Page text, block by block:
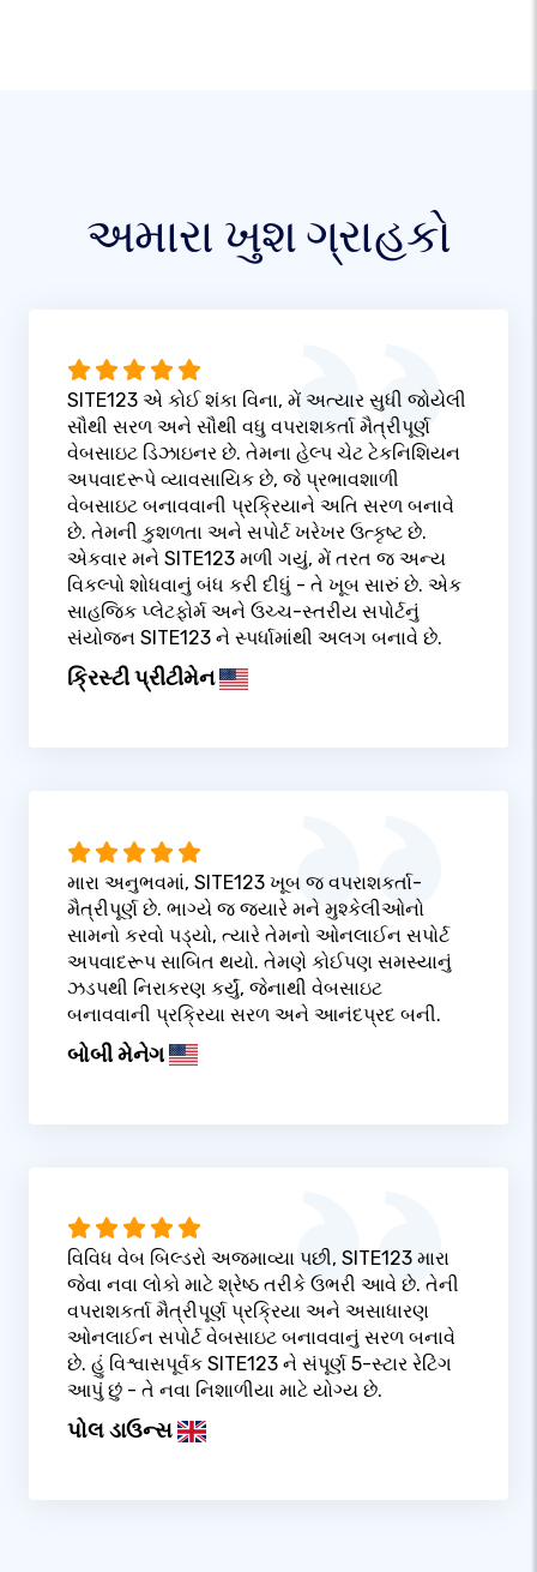
અમારા ખુશ ગ્રાહકો
SITE123 એ કોઈ શંકા વિના, મેં અત્યાર સુધી જોયેલી
સૌથી સરળ અને સૌથી વધુ વપરાશકર્તા મૈત્રીપૂર્ણ
વેબસાઇટ ડિઝાઇનર છે. તેમના હેલ્પ ચેટ ટેકનિશિયન
અપવાદરૂપે વ્યાવસાયિક છે, જે પ્રભાવશાળી
વેબસાઇટ બનાવવાની પ્રક્રિયાને અતિ સરળ બનાવે
છે. તેમની કુશળતા અને સપોર્ટ ખરેખર ઉત્કૃષ્ટ છે.
એકવાર મને SITE123 મળી ગયું, મેં તરત જ અન્ય
વિકલ્પો શોધવાનું બંધ કરી દીધું - તે ખૂબ સારું છે. એક
સાહજિક પ્લેટફોર્મ અને ઉચ્ચ-સ્તરીય સપોર્ટનું
સંયોજન SITE123 ને સ્પર્ધામાંથી અલગ બનાવે છે.
ક્રિસ્ટી પ્રીટીમેન
મારા અનુભવમાં, SITE123 ખૂબ જ વપરાશકર્તા-
મૈત્રીપૂર્ણ છે. ભાગ્યે જ જ્યારે મને મુશ્કેલીઓનો
સામનો કરવો પડ્યો, ત્યારે તેમનો ઓનલાઈન સપોર્ટ
અપવાદરૂપ સાબિત થયો. તેમણે કોઈપણ સમસ્યાનું
ઝડપથી નિરાકરણ કર્યું, જેનાથી વેબસાઇટ
બનાવવાની પ્રક્રિયા સરળ અને આનંદપ્રદ બની.
બોબી મેનેગ
વિવિધ વેબ બિલ્ડરો અજમાવ્યા પછી, SITE123 મારા
જેવા નવા લોકો માટે શ્રેષ્ઠ તરીકે ઉભરી આવે છે. તેની
વપરાશકર્તા મૈત્રીપૂર્ણ પ્રક્રિયા અને અસાધારણ
ઓનલાઈન સપોર્ટ વેબસાઇટ બનાવવાનું સરળ બનાવે
છે. હું વિશ્વાસપૂર્વક SITE123 ને સંપૂર્ણ 5-સ્ટાર રેટિંગ
આપું છું - તે નવા નિશાળીયા માટે યોગ્ય છે.
પોલ ડાઉન્સ